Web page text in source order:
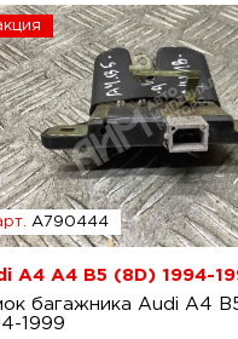
A790444
A4 A4 B5 (8D) 1994-
багажника Audi A4
1999